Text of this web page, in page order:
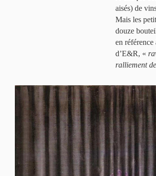
aisés) de
Mais les
douze
en
d’E&R, «
ralliement